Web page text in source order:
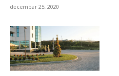
decembar 25, 2020